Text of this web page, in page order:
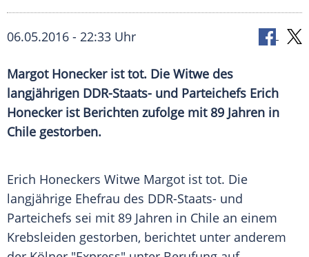
06.05.2016 - 22:33 Uhr
Margot Honecker ist tot. Die Witwe des
langjährigen DDR-Staats- und Parteichefs Erich
Honecker ist Berichten zufolge mit 89 Jahren in
Chile gestorben.
Erich Honeckers Witwe Margot ist tot. Die
langjährige Ehefrau des DDR-Staats- und
Parteichefs sei mit 89 Jahren in Chile an einem
Krebsleiden gestorben, berichtet unter anderem